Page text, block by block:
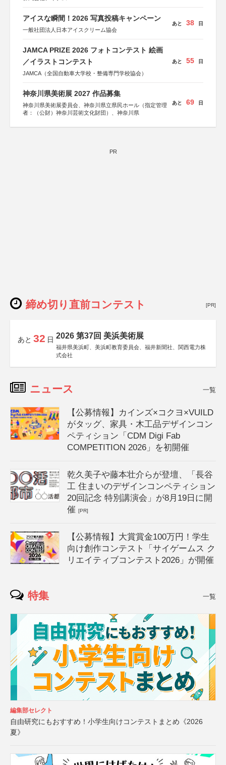
アイスな瞬間！2026 写真投稿キャンペーン
一般社団法人日本アイスクリーム協会
あと 38 日
JAMCA PRIZE 2026 フォトコンテスト 絵画
／イラストコンテスト
JAMCA（全国自動車大学校・整備専門学校協会）
あと 55 日
神奈川県美術展 2027 作品募集
神奈川県美術展委員会、神奈川県立県民ホール（指定管理
者：（公財）神奈川芸術文化財団）、神奈川県
あと 69 日
PR
締め切り直前コンテスト [PR]
あと 32 日 2026 第37回 美浜美術展
福井県美浜町、美浜町教育委員会、福井新聞社、関西電力株
式会社
ニュース 一覧
【公募情報】カインズ×コクヨ×VUILD
がタッグ、家具・木工品デザインコン
ペティション「CDM Digi Fab
COMPETITION 2026」を初開催
乾久美子や藤本壮介らが登壇、「長谷
工 住まいのデザインコンペティション
20回記念 特別講演会」が8月19日に開
催[PR]
【公募情報】大賞賞金100万円！学生
向け創作コンテスト「サイゲームス ク
リエイティブコンテスト2026」が開催
特集 一覧
編集部セレクト
自由研究にもおすすめ！小学生向けコンテストまとめ《2026
夏》